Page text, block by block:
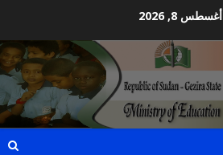
أغسطس 8, 2026